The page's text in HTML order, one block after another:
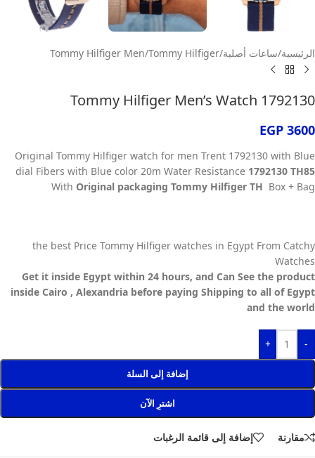
الرئيسية/ساعات أصلية/
Tommy Hilfiger
/
Tommy Hilfiger Men
Tommy Hilfiger Men’s Watch 1792130
EGP 3600
Original Tommy Hilfiger watch for men Trent 1792130 with Blue
dial Fibers with Blue color 20m Water Resistance 1792130 TH85
With Original packaging Tommy Hilfiger TH Box + Bag
the best Price Tommy Hilfiger watches in Egypt From Catchy
Watches
Get it inside Egypt within 24 hours, and Can See the product
inside Cairo , Alexandria before paying Shipping to all of Egypt
and the world
-
+
إضافة إلى السلة
اشترِ الآن
مقارنة إضافة إلى قائمة الرغبات